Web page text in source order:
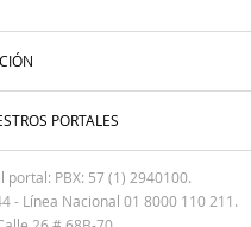
PORTALES
portal: PBX: 57 (1) 2940100.
- Línea Nacional 01 8000 110 211.